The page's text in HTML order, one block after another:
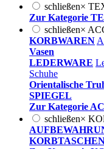
schließen×
Zur Kategorie
schließen×
KORBWAREN
Vasen
LEDERWARE
Schuhe
Orientalische
SPIEGEL
Zur Kategorie
schließen×